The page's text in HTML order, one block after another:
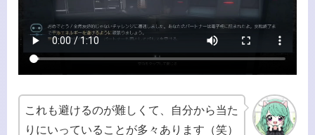
これも避けるのが難しくて、自分から当た
りにいっていることが多々あります（笑）